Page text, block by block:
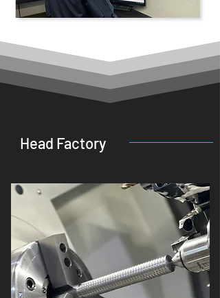
Head Factory